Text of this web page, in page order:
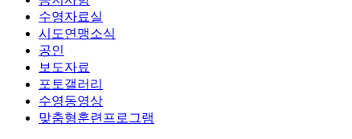
수영자료실
시도연맹소식
공인
보도자료
포토갤러리
수영동영상
맞춤형훈련프로그램